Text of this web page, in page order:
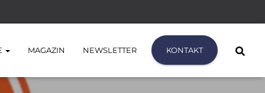
MAGAZIN NEWSLETTER KONTAKT